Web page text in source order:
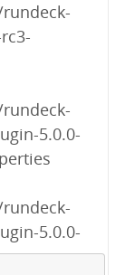
5.0.0-
5.0.0-